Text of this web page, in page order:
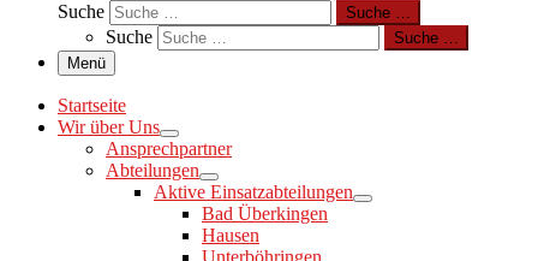
Suche
Suche …
Suche
Suche …
Menü
Startseite
Wir über Uns
Ansprechpartner
Abteilungen
Aktive Einsatzabteilungen
Bad Überkingen
Hausen
Unterböhringen